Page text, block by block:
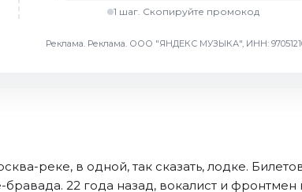
1 шаг. Скопируйте промокод
Реклама. Реклама. ООО "ЯНДЕКС МУЗЫКА", ИНН:
реке, в одной, так сказать, лодке.
22 года назад, вокалист и